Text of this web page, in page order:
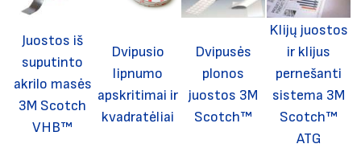
Juostos iš
suputinto
akrilo masės
3M Scotch
VHB™
Dvipusio
lipnumo
apskritimai ir
kvadratėliai
Dvipusės
plonos
juostos 3M
Scotch™
Klijų juostos
ir klijus
pernešanti
sistema 3M
Scotch™
ATG